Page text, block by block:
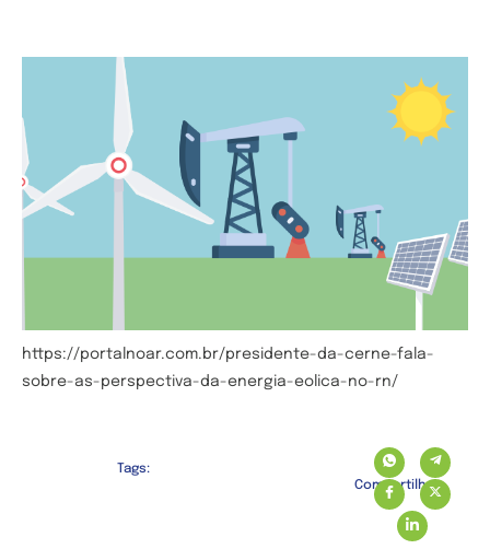
https://portalnoar.com.br/presidente-da-cerne-fala-
sobre-as-perspectiva-da-energia-eolica-no-rn/
Tags:
Compartilhe: